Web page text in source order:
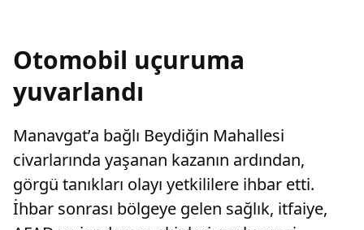
Otomobil uçuruma
yuvarlandı
Manavgat’a bağlı Beydiğin Mahallesi
civarlarında yaşanan kazanın ardından,
görgü tanıkları olayı yetkililere ihbar etti.
İhbar sonrası bölgeye gelen sağlık, itfaiye,